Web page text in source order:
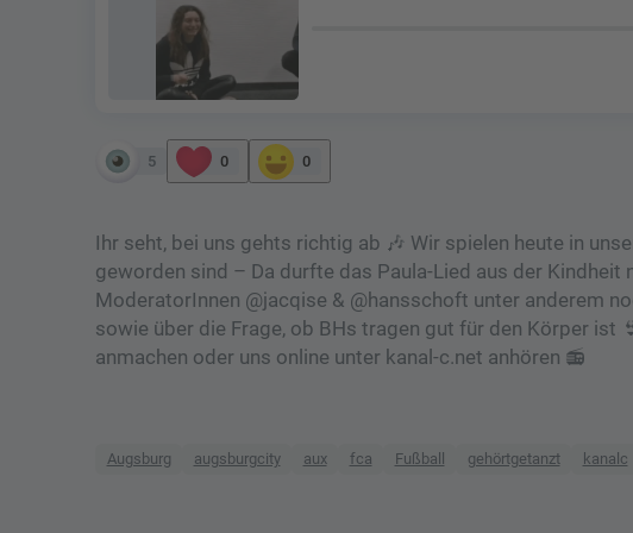
5 0 0
Ihr seht, bei uns gehts richtig ab 🎶 Wir spielen heute in
geworden sind – Da durfte das Paula-Lied aus der
ModeratorInnen @jacqise & @hansschoft unter anderem
sowie über die Frage, ob BHs tragen gut für den Körper ist
anmachen oder uns online unter kanal-c.net anhören 📻
Augsburg augsburgcity aux fca Fußball gehörtgetanzt kanalc